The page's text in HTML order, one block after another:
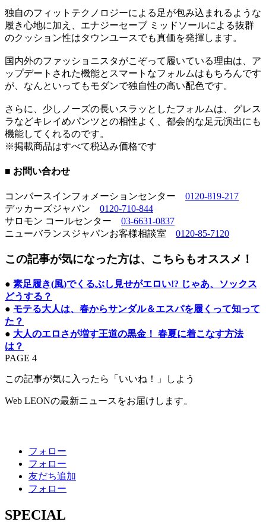
独自のフィットテクノロジーによる足が包み込まれるような
履き心地に加え、エナジーセーブ ミッドソールによる抜群
のクッション性はタウンユースでも真価を発揮します。
国内外のファッショニスタがこぞって履いている理由は、ア
ップデートされた機能とスマートなフォルムはもちろんです
が、なんといってもモダンで独自性の高い配色です。
さらに、少しノーズの長いスラッとしたフォルムは、グレス
ラなどキレイめパンツとの相性よく、都会的な足元演出にも
機能してくれるのです。
※掲載商品はすべて税込み価格です
■ お問い合わせ
コンバースインフォメーションセンター 0120-819-217
デッカーズジャパン 0120-710-844
サロモン コールセンター 03-6631-0837
ニューバランスジャパンお客様相談室 0120-85-7120
この記事が気になった方は、こちらもオススメ！
● 素足履き(風)でくるぶし見せがエロい!? じゃあ、ソックス
どうする？
● モテる大人は、春からサンダル＆エスパを履くって知って
た？
● 大人のエロさが増す王道の黒金！ 春夏に着こなす方法
は？
PAGE 4
この記事が気に入ったら「いいね！」しよう
Web LEONの最新ニュースをお届けします。
フォロー
フォロー
友だち追加
フォロー
SPECIAL